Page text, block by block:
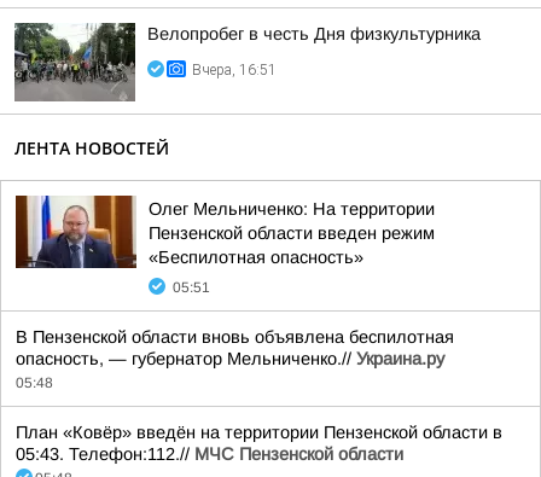
Велопробег в честь Дня физкультурника
Вчера, 16:51
ЛЕНТА НОВОСТЕЙ
Олег Мельниченко: На территории
Пензенской области введен режим
«Беспилотная опасность»
05:51
В Пензенской области вновь объявлена беспилотная
опасность, — губернатор Мельниченко.// Украина.ру
05:48
План «Ковёр» введён на территории Пензенской области в
05:43. Телефон:112.// МЧС Пензенской области